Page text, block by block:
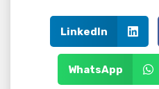
LinkedIn
WhatsApp